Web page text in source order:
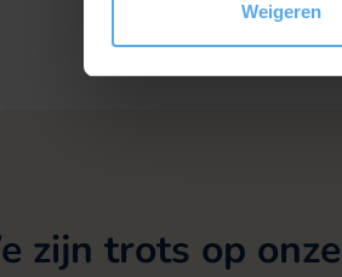
Weigeren
zijn trots op